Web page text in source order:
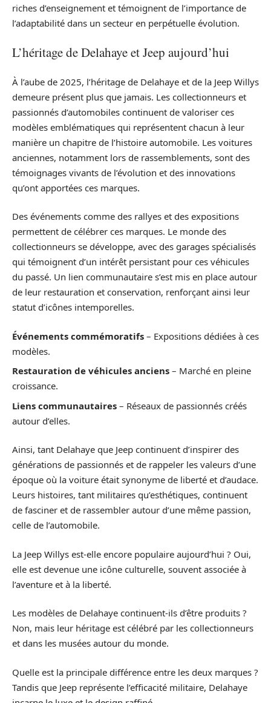
riches d’enseignement et témoignent de l’importance de
l’adaptabilité dans un secteur en perpétuelle évolution.
L’héritage de Delahaye et Jeep aujourd’hui
À l’aube de 2025, l’héritage de Delahaye et de la Jeep Willys
demeure présent plus que jamais. Les collectionneurs et
passionnés d’automobiles continuent de valoriser ces
modèles emblématiques qui représentent chacun à leur
manière un chapitre de l’histoire automobile. Les voitures
anciennes, notamment lors de rassemblements, sont des
témoignages vivants de l’évolution et des innovations
qu’ont apportées ces marques.
Des événements comme des rallyes et des expositions
permettent de célébrer ces marques. Le monde des
collectionneurs se développe, avec des garages spécialisés
qui témoignent d’un intérêt persistant pour ces véhicules
du passé. Un lien communautaire s’est mis en place autour
de leur restauration et conservation, renforçant ainsi leur
statut d’icônes intemporelles.
Événements commémoratifs – Expositions dédiées à ces
modèles.
Restauration de véhicules anciens – Marché en pleine
croissance.
Liens communautaires – Réseaux de passionnés créés
autour d’elles.
Ainsi, tant Delahaye que Jeep continuent d’inspirer des
générations de passionnés et de rappeler les valeurs d’une
époque où la voiture était synonyme de liberté et d’audace.
Leurs histoires, tant militaires qu’esthétiques, continuent
de fasciner et de rassembler autour d’une même passion,
celle de l’automobile.
La Jeep Willys est-elle encore populaire aujourd’hui ? Oui,
elle est devenue une icône culturelle, souvent associée à
l’aventure et à la liberté.
Les modèles de Delahaye continuent-ils d’être produits ?
Non, mais leur héritage est célébré par les collectionneurs
et dans les musées autour du monde.
Quelle est la principale différence entre les deux marques ?
Tandis que Jeep représente l’efficacité militaire, Delahaye